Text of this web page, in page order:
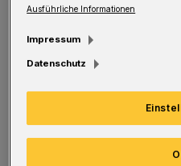
Ausführliche Informationen
Impressum
Datenschutz